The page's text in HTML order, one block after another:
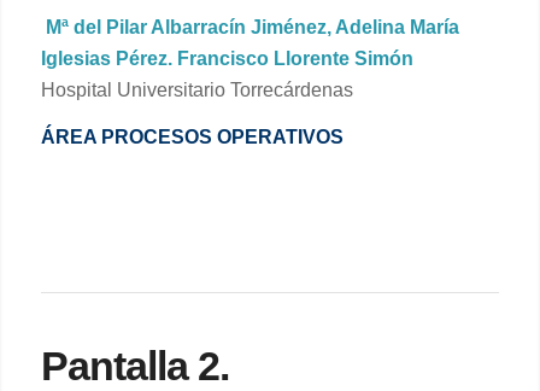
Mª del Pilar Albarracín Jiménez, Adelina María
Iglesias Pérez. Francisco Llorente Simón
Hospital Universitario Torrecárdenas
ÁREA PROCESOS OPERATIVOS
Pantalla 2.